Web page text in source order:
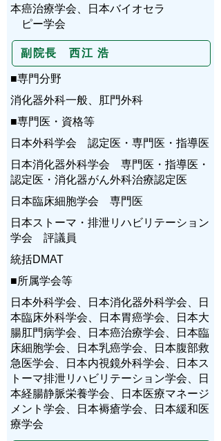
本癌治療学会、日本バイオセラ
ピー学会
副院長 西江 浩
■専門分野
消化器外科一般、肛門外科
■専門医・資格等
日本外科学会 認定医・専門医・指導医
日本消化器外科学会 専門医・指導医・
認定医・消化器がん外科治療認定医
日本臨床細胞学会 専門医
日本ストーマ・排泄リハビリテーション
学会 評議員
統括DMAT
■所属学会等
日本外科学会、日本消化器外科学会、日
本臨床外科学会、日本胃癌学会、日本大
腸肛門病学会、日本癌治療学会、日本臨
床細胞学会、日本乳癌学会、日本腹部救
急医学会、日本内視鏡外科学会、日本ス
トーマ排泄リハビリテーション学会、日
本経腸静脈栄養学会、日本医療マネージ
メント学会、日本褥瘡学会、日本緩和医
療学会